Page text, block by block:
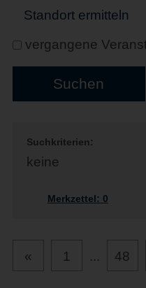
Standort ermitteln
vergangene
Suchkriterien:
keine
Merkzettel: 0
« 1 ... 48